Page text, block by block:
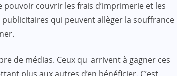
pouvoir couvrir les frais d’imprimerie et les
qui peuvent allèger la souffrance
de médias. Ceux qui arrivent à gagner ces
plus aux autres d’en bénéficier. C’est